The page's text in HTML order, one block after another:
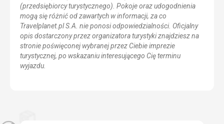
(przedsiębiorcy turystycznego). Pokoje oraz udogodnienia
mogą się różnić od zawartych w informacji, za co
Travelplanet.pl S.A. nie ponosi odpowiedzialności. Oficjalny
opis dostarczony przez organizatora turystyki znajdziesz na
stronie poświęconej wybranej przez Ciebie imprezie
turystycznej, po wskazaniu interesującego Cię terminu
wyjazdu.